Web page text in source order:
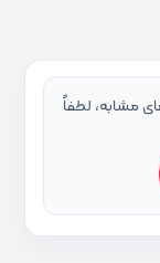
مشابه، لطفاً